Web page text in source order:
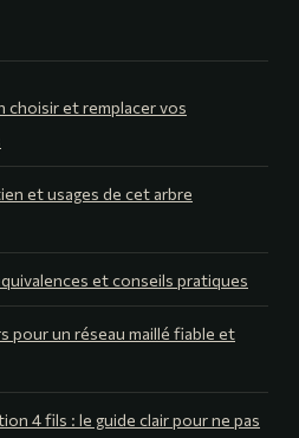
choisir et remplacer vos
et usages de cet arbre
et conseils pratiques
pour un réseau maillé fiable et
4 fils : le guide clair pour ne pas